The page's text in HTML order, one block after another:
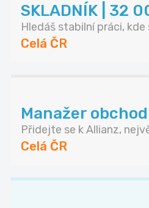
SKLADNÍK | 32
Hledáš stabilní práci,
Celá ČR
Manažer
Přidejte se k Allianz,
Celá ČR